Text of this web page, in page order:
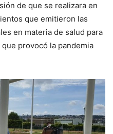
de que se realizara en
que emitieron las
en materia de salud para
provocó la pandemia